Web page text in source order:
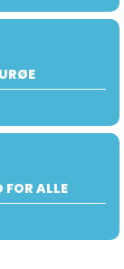
ALLE